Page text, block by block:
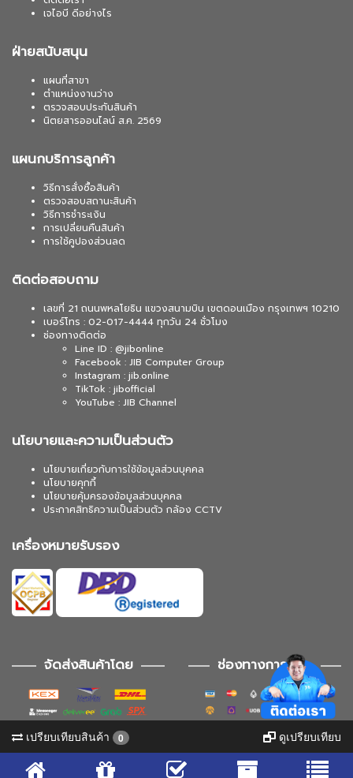
เจไอบี ดีอย่างไร
ฝ่ายสนับสนุน
แผนที่สาขา
ตำแหน่งงานว่าง
ตรวจสอบประกันสินค้า
นิตยสารออนไลน์ ส.ค. 2569
แผนกบริการลูกค้า
วิธีการสั่งซื้อสินค้า
ตรวจสอบสถานะสินค้า
วิธีการชำระเงิน
การเปลี่ยนคืนสินค้า
การใช้คูปองส่วนลด
ติดต่อสอบถาม
เลขที่ 21 ถนนพหลโยธิน แขวงสนามบิน เขตดอนเมือง กรุงเทพฯ 10210
เบอร์โทร : 02-017-4444 ทุกวัน 24 ชั่วโมง
ช่องทางติดต่อ
Line ID : @jibonline
Facebook : JIB Computer Group
Instagram : jib.online
TikTok : jibofficial
YouTube : JIB Channel
นโยบายและความเป็นส่วนตัว
นโยบายเกี่ยวกับการใช้ข้อมูลส่วนบุคคล
นโยบายคุกกี้
นโยบายคุ้มครองข้อมูลส่วนบุคคล
ประกาศสิทธิความเป็นส่วนตัว กล้อง CCTV
เครื่องหมายรับรอง
จัดส่งสินค้าโดย ช่องทางการชำระ
ช่องทางการติดตาม
เปรียบเทียบสินค้า 0 ดูเปรียบเทียบ